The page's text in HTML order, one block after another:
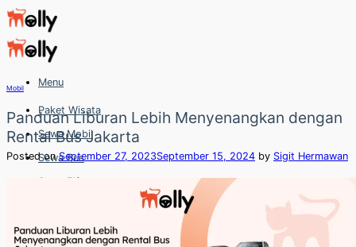
Skip
to
content
Menu
Paket Wisata
Sewa Mobil
Sewa Bus
Sewa Elf
Hubungi
Mobil
Panduan Liburan Lebih Menyenangkan dengan
Rental Bus Jakarta
Posted onSeptember 27, 2023September 15, 2024 by Sigit Hermawan